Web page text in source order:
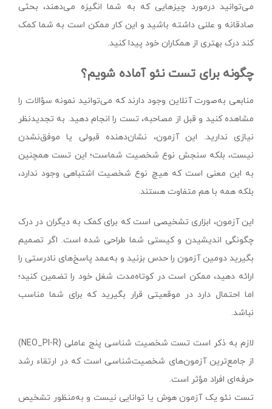
می‌توانید درمورد چیزهایی که به شما انگیزه می‌دهند، بحثی
صادقانه و علنی داشته باشید و این کار ممکن است به شما کمک
کند درک بهتری از همکاران خود پیدا کنید.
چگونه برای تست نئو آماده شویم؟
منابعی به‌صورت آنلاین وجود دارند که می‌توانید نمونه‌ سؤالات را
مشاهده کنید و قبل از مصاحبه، تست را انجام دهید. به تجدید‌نظر
نیازی ندارید. این آزمون، نشان‌دهنده قبولی یا موفق‌نشدن
نیست، بلکه سنجش نوع شخصیت شماست؛ این تست همچنین
به این معنی است که هیچ نوع شخصیت اشتباهی وجود ندارد،
بلکه همه با هم متفاوت هستند.
این آزمون، ابزاری تشخیصی است که برای کمک به دیگران در درک
چگونگی اندیشیدن و کیستی شما طراحی شده است. اگر تصمیم
بگیرید دومین آزمون را حدس بزنید و به‌عمد پاسخ‌های نادرستی را
ارائه دهید، ممکن است در کوتاه‌مدت شغل خود را تضمین کنید؛
اما احتمال دارد در موقعیتی قرار بگیرید که برای شما مناسب
نباشد.
لازم به ذکر است تست شخصیت شناسی پنج عاملی (NEO_PI-R)
از جامع‌ترین آزمون‌های شخصیت‌شناسی است که در ارتقاء رشد
حرفه‌ای افراد مؤثر است.
تست نئو یک آزمون هوش یا توانایی نیست و به‌منظور تشخیص